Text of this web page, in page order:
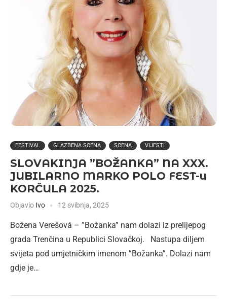
FESTIVAL GLAZBENA SCENA SCENA VIJESTI
SLOVAKINJA ”BOŽANKA” NA XXX.
JUBILARNO MARKO POLO FEST-u
KORČULA 2025.
Objavio Ivo 12 svibnja, 2025
Božena Verešová – ”Božanka” nam dolazi iz prelijepog
grada Trenčina u Republici Slovačkoj. Nastupa diljem
svijeta pod umjetničkim imenom ”Božanka”. Dolazi nam
gdje je…